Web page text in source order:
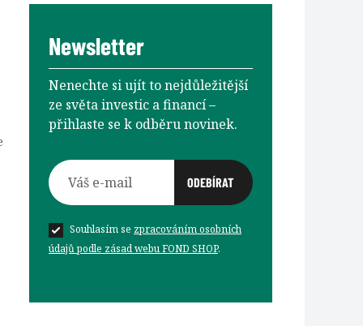
Newsletter
Nenechte si ujít to nejdůležitější
ze světa investic a financí –⁠⁠⁠⁠⁠⁠
přihlaste se k odběru novinek.
Souhlasím se zpracováním osobních
údajů podle zásad webu FOND SHOP.